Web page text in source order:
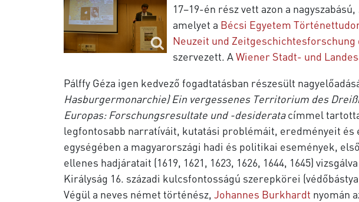
17–19-én rész vett azon a nagyszabású,
amelyet a Bécsi Egyetem
Neuzeit und Zeitgeschichtesforschung
szervezett. AWiener Stadt- und
Pálffy Géza igen kedvező fogadtatásban részesült
Hasburgermonarchie) Ein vergessenes Territorium des
Europas: Forschungsresultate und -desideratacímmel
legfontosabb narratíváit, kutatási problémáit, eredményeit
egységében a magyarországi hadi és politikai események,
ellenes hadjáratait (1619, 1621, 1623, 1626, 1644, 1645)
Királyság 16. századi kulcsfontosságú szerepkörei
Végül a neves német történész, Johannes Burkhardt nyomán